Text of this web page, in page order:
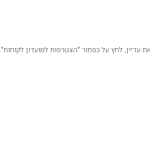
לחץ על כפתור "הצטרפות למועדון לקוחות".